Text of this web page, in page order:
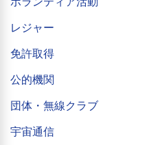
レジャー
免許取得
公的機関
団体・無線クラブ
宇宙通信